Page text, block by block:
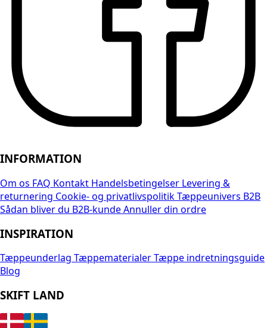
INFORMATION
Om os FAQ Kontakt Handelsbetingelser Levering &
returnering Cookie- og privatlivspolitikTæppeunivers B2B
Sådan bliver du B2B-kundeAnnuller din ordre
INSPIRATION
Tæppeunderlag TæppematerialerTæppe indretningsguide
Blog
SKIFT LAND